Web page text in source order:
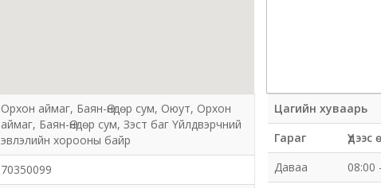
Орхон аймаг, Баян-Өндөр сум, Оюут, Орхон
аймаг, Баян-Өндөр сум, Зэст баг Үйлдвэрчний
эвлэлийн хорооны байр
70350099
Цагийн хуваарь
Гараг
Үдээс
Даваа
08:00